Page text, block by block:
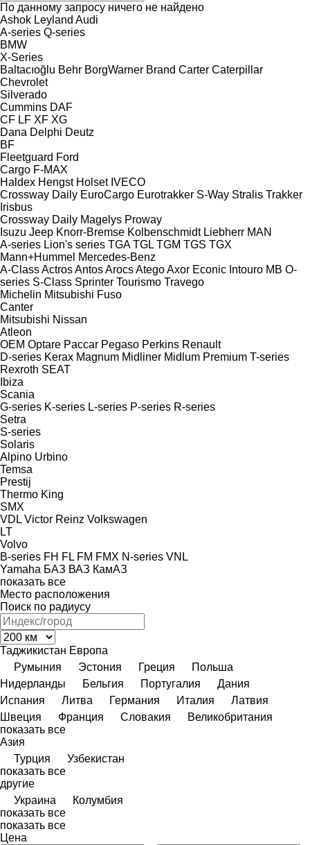
По данному запросу ничего не найдено
Ashok Leyland Audi
A-series Q-series
BMW
X-Series
Baltacıoğlu Behr BorgWarner Brand Carter Caterpillar
Chevrolet
Silverado
Cummins DAF
CF LF XF XG
Dana Delphi Deutz
BF
Fleetguard Ford
Cargo F-MAX
Haldex Hengst Holset IVECO
Crossway Daily EuroCargo Eurotrakker S-Way Stralis Trakker
Irisbus
Crossway Daily Magelys Proway
Isuzu Jeep Knorr-Bremse Kolbenschmidt Liebherr MAN
A-series Lion's series TGA TGL TGM TGS TGX
Mann+Hummel Mercedes-Benz
A-ClassActrosAntosArocsAtegoAxor Econic Intouro MB O-
series S-Class Sprinter Tourismo Travego
Michelin Mitsubishi Fuso
Canter
Mitsubishi Nissan
Atleon
OEM Optare Paccar Pegaso Perkins Renault
D-series Kerax Magnum Midliner Midlum Premium T-series
Rexroth SEAT
Ibiza
Scania
G-series K-series L-series P-series R-series
Setra
S-series
Solaris
Alpino Urbino
Temsa
Prestij
Thermo King
SMX
VDL Victor Reinz Volkswagen
LT
Volvo
B-series FH FL FM FMX N-series VNL
Yamaha БАЗ ВАЗ КамАЗ
показать все
Место расположения
Поиск по радиусу
Таджикистан Европа
Румыния
Эстония Греция
Польша
Нидерланды
Бельгия Португалия
Дания
Испания
Литва Германия Италия
Латвия
Швеция
Франция Словакия
Великобритания
показать все
Азия
Турция
Узбекистан
показать все
другие
Украина
Колумбия
показать все
показать все
Цена